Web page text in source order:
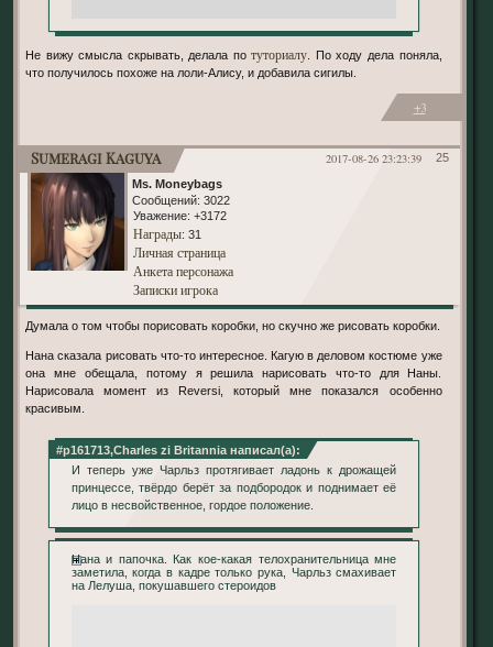
Не вижу смысла скрывать, делала потуториалу . По ходу дела поняла,
что получилось похоже на лоли-Алису, и добавила сигилы.
+3
25
2017-08-26 23:23:39
Sumeragi Kaguya
Ms. Moneybags
Сообщений: 3022
Уважение: +3172
Награды: 31
Личная страница
Анкета персонажа
Записки игрока
Думала о том чтобы порисовать коробки, но скучно же рисовать коробки.
Нана сказала рисовать что-то интересное. Кагую в деловом костюме уже
она мне обещала, потому я решила нарисовать что-то для Наны.
Нарисовала момент из Reversi, который мне показался особенно
красивым.
#p161713,Charles zi Britannia написал(а):
И теперь уже Чарльз протягивает ладонь к дрожащей
принцессе, твёрдо берёт за подбородок и поднимает её
лицо в несвойственное, гордое положение.
Нана и папочка. Как кое-какая телохранительница мне
заметила, когда в кадре только рука, Чарльз смахивает
на Лелуша, покушавшего стероидов